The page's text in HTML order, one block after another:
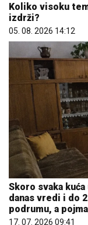
Koliko visoku
izdrži?
05. 08. 2026 14:12
Skoro svaka
danas vredi i do
podrumu, a
17. 07. 2026 09:41